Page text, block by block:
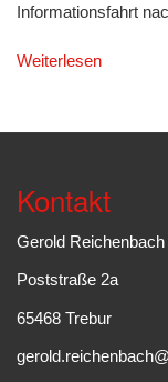
Informationsfahrt
Weiterlesen
Kontakt
Gerold Reichenbach
Poststraße 2a
65468 Trebur